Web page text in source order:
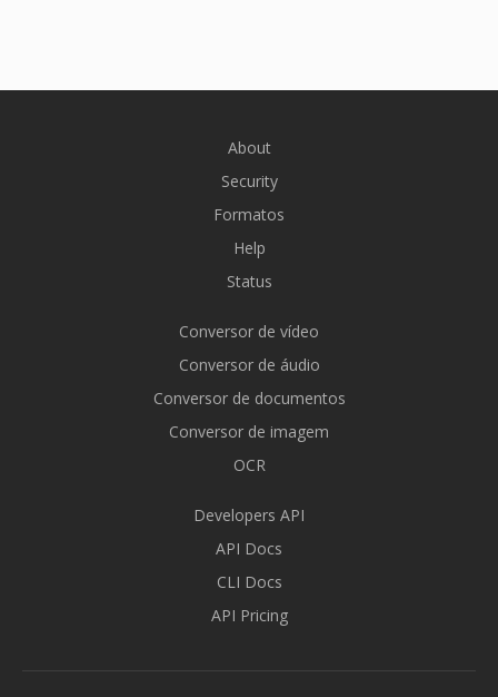
About
Security
Formatos
Help
Status
Conversor de vídeo
Conversor de áudio
Conversor de documentos
Conversor de imagem
OCR
Developers API
API Docs
CLI Docs
API Pricing